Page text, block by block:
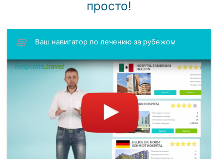
просто!
Ваш навигатор по лечению за рубежом